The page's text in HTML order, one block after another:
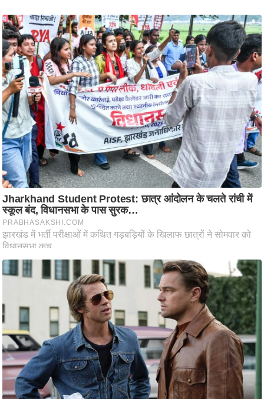
र
स
मी
क्षा
ध
र्म
ज्यो
ति
ष
प्र
भु
म
हि
मा
/
र्म
ल
व्र
त
त्यो
हा
र